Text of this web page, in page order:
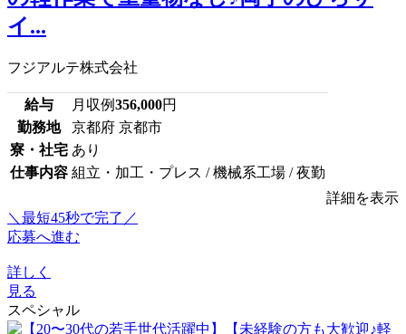
イ...
フジアルテ株式会社
給与 月収例356,000円
勤務地
京都府 京都市
寮・社宅 あり
仕事内容 組立・加工・プレス / 機械系工場 / 夜勤
詳細を表示
＼最短45秒で完了／
応募へ進む
詳しく
見る
スペシャル